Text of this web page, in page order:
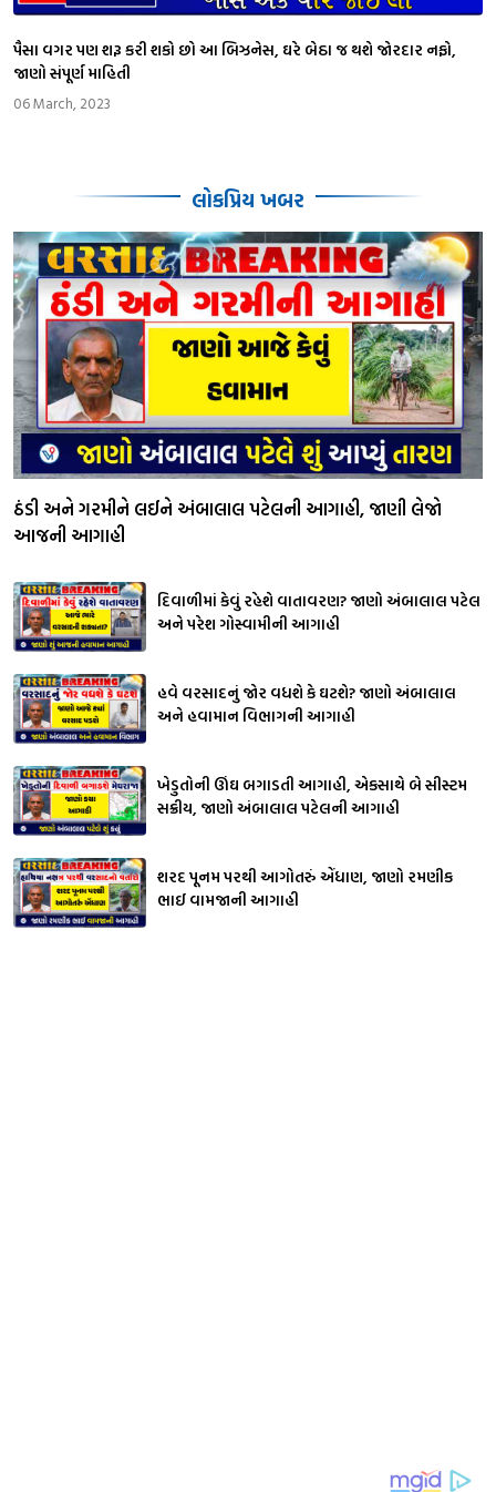
પૈસા વગર પણ શરૂ કરી શકો છો આ બિઝનેસ, ઘરે બેઠા જ થશે જોરદાર નફો,
જાણો સંપૂર્ણ માહિતી
06 March, 2023
લોકપ્રિય ખબર
ઠંડી અને ગરમીને લઈને અંબાલાલ પટેલની આગાહી, જાણી લેજો
આજની આગાહી
દિવાળીમાં કેવું રહેશે વાતાવરણ? જાણો અંબાલાલ પટેલ
અને પરેશ ગોસ્વામીની આગાહી
હવે વરસાદનું જોર વધશે કે ઘટશે? જાણો અંબાલાલ
અને હવામાન વિભાગની આગાહી
ખેડુતોની ઊંઘ બગાડતી આગાહી, એકસાથે બે સીસ્ટમ
સક્રીય, જાણો અંબાલાલ પટેલની આગાહી
શરદ પૂનમ પરથી આગોતરું એંધાણ, જાણો રમણીક
ભાઈ વામજાની આગાહી